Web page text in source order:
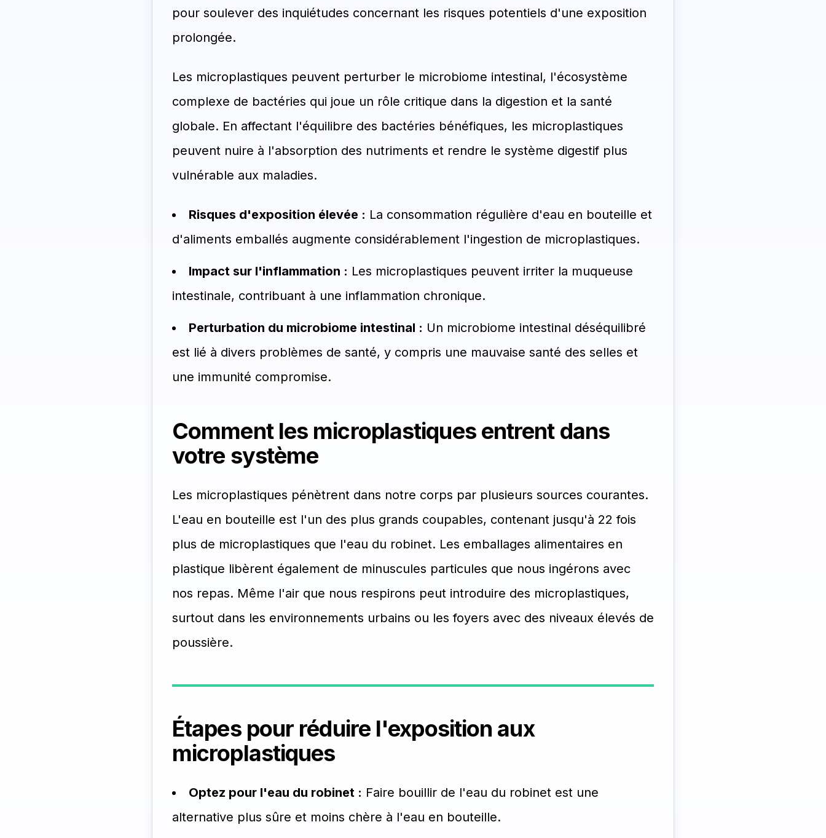
pour soulever des inquiétudes concernant les risques potentiels d'une exposition
prolongée.
Les microplastiques peuvent perturber le microbiome intestinal, l'écosystème
complexe de bactéries qui joue un rôle critique dans la digestion et la santé
globale. En affectant l'équilibre des bactéries bénéfiques, les microplastiques
peuvent nuire à l'absorption des nutriments et rendre le système digestif plus
vulnérable aux maladies.
Risques d'exposition élevée : La consommation régulière d'eau en bouteille et
d'aliments emballés augmente considérablement l'ingestion de microplastiques.
Impact sur l'inflammation : Les microplastiques peuvent irriter la muqueuse
intestinale, contribuant à une inflammation chronique.
Perturbation du microbiome intestinal : Un microbiome intestinal déséquilibré
est lié à divers problèmes de santé, y compris une mauvaise santé des selles et
une immunité compromise.
Comment les microplastiques entrent dans
votre système
Les microplastiques pénètrent dans notre corps par plusieurs sources courantes.
L'eau en bouteille est l'un des plus grands coupables, contenant jusqu'à 22 fois
plus de microplastiques que l'eau du robinet. Les emballages alimentaires en
plastique libèrent également de minuscules particules que nous ingérons avec
nos repas. Même l'air que nous respirons peut introduire des microplastiques,
surtout dans les environnements urbains ou les foyers avec des niveaux élevés de
poussière.
Étapes pour réduire l'exposition aux
microplastiques
Optez pour l'eau du robinet : Faire bouillir de l'eau du robinet est une
alternative plus sûre et moins chère à l'eau en bouteille.